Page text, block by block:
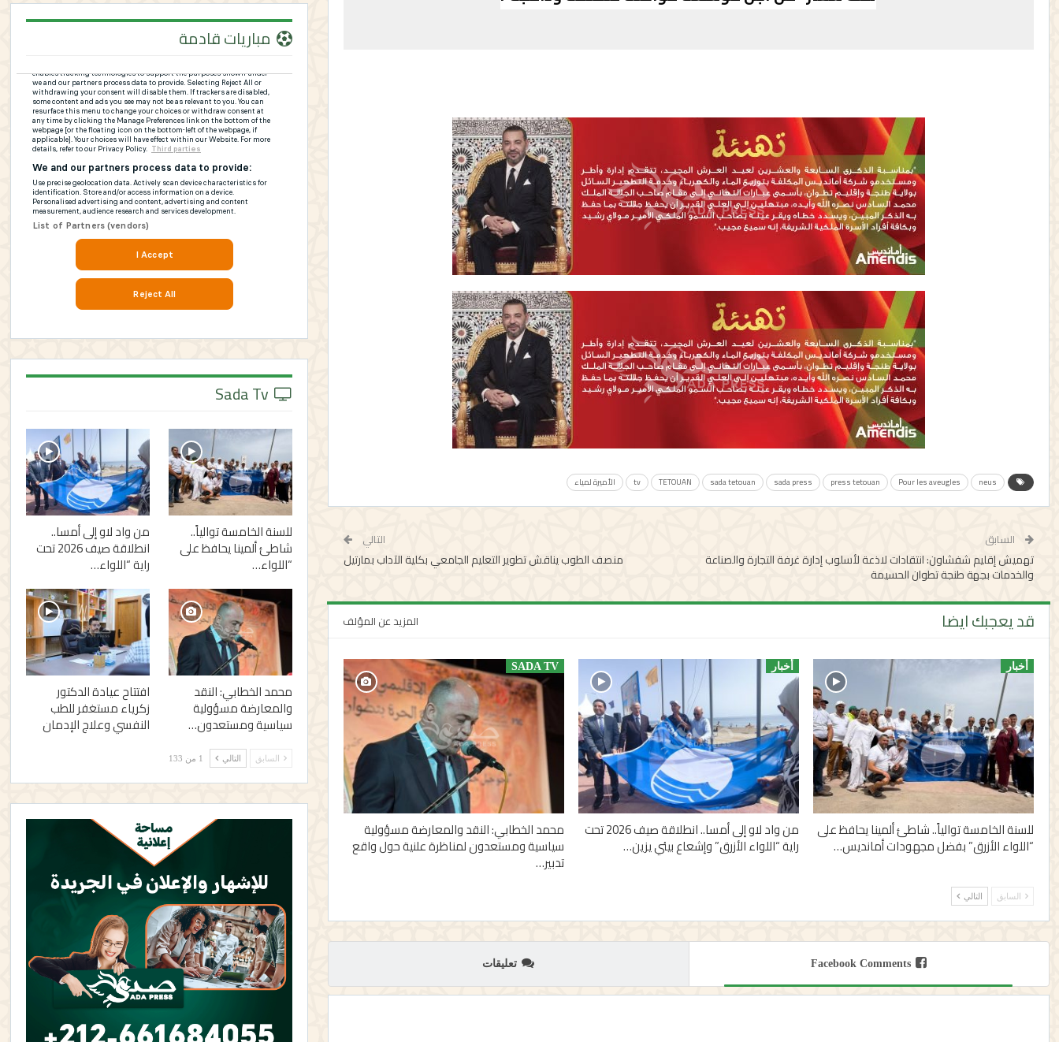
neus
Pour les aveugles
press tetouan
sada press
sada tetouan
TETOUAN
tv الأميرة لمياء
السابق
تهميش إقليم شفشاون: انتقادات لاذعة لأسلوب إدارة غرفة التجارة والصناعة
والخدمات بجهة طنجة تطوان الحسيمة
التالي
منصف الطوب يناقش تطوير التعليم الجامعي بكلية الآداب بمارتيل
قد يعجبك ايضا المزيد عن المؤلف
أخبار
للسنة الخامسة توالياً.. شاطئ ألمينا يحافظ على
“اللواء الأزرق” بفضل مجهودات أمانديس…
أخبار
من واد لاو إلى أمسا.. انطلاقة صيف 2026 تحت
راية “اللواء الأزرق” وإشعاع بيئي يزين…
SADA TV
محمد الخطابي: النقد والمعارضة مسؤولية
سياسية ومستعدون لمناظرة علنية حول واقع
تدبير…
السابق التالي
Facebook Comments تعليقات
مباريات قادمة
للسنة الخامسة توالياً..
شاطئ ألمينا يحافظ على
“اللواء…
من واد لاو إلى أمسا..
انطلاقة صيف 2026 تحت
راية “اللواء…
محمد الخطابي: النقد
والمعارضة مسؤولية
سياسية ومستعدون…
افتتاح عيادة الدكتور
زكرياء مستغفر للطب
النفسي وعلاج الإدمان
السابق التالي 1 من 133